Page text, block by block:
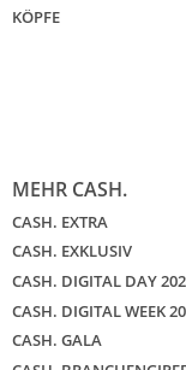
KÖPFE
MEHR CASH.
CASH. EXTRA
CASH. EXKLUSIV
CASH. DIGITAL DAY
CASH. DIGITAL WEEK
CASH. GALA